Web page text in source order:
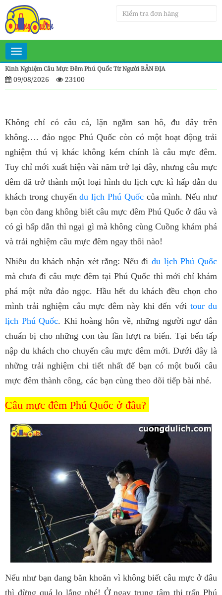
Toggle
navigation
Kinh Nghiệm Câu Mực Đêm Phú Quốc Từ Người BẢN ĐỊA
09/08/2026 23100
Không chỉ có câu cá, lặn ngắm san hô, đu dây trên
không…. đảo ngọc Phú Quốc còn có một hoạt động trải
nghiệm thú vị khác không kém chính là câu mực đêm.
Tuy chỉ mới xuất hiện vài năm trở lại đây, nhưng câu mực
đêm đã trở thành một loại hình du lịch cực kì hấp dẫn du
khách trong chuyếndu lịch Phú Quốccủa mình. Nếu như
bạn còn đang không biết câu mực đêm Phú Quốc ở đâu và
có gì hấp dẫn thì ngại gì mà không cùng Cuồng khám phá
và trải nghiệm câu mực đêm ngay thôi nào!
Nhiều du khách nhận xét rằng: Nếu đidu lịch Phú Quốc
mà chưa đi câu mực đêm tại Phú Quốc thì mới chỉ khám
phá một nửa đảo ngọc. Hầu hết du khách đều chọn cho
mình trải nghiệm câu mực đêm này khi đến với tour du
lịch Phú Quốc. Khi hoàng hôn về, những người ngư dân
chuẩn bị cho những con tàu lần lượt ra biển. Tại bến tấp
nập du khách cho chuyến câu mực đêm mới. Dưới đây là
những trải nghiệm chi tiết nhất để bạn có một buổi câu
mực đêm thành công, các bạn cùng theo dõi tiếp bài nhé.
Câu mực đêm Phú Quốc ở đâu?
Nếu như bạn đang băn khoăn vì không biết câu mực ở đâu
thì đừng quá lo lắng nhé! Ở ngay trung tâm thị trấn Phú